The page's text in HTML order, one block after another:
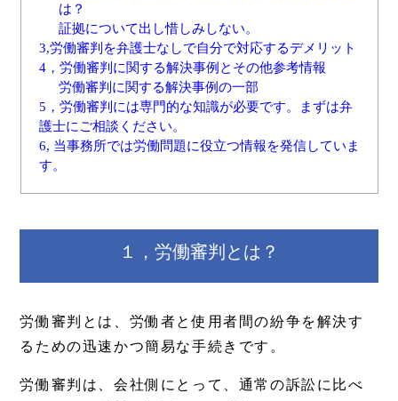
は？
証拠について出し惜しみしない。
3,労働審判を弁護士なしで自分で対応するデメリット
4，労働審判に関する解決事例とその他参考情報
労働審判に関する解決事例の一部
5，労働審判には専門的な知識が必要です。まずは弁
護士にご相談ください。
6, 当事務所では労働問題に役立つ情報を発信していま
す。
１，労働審判とは？
労働審判とは、労働者と使用者間の紛争を解決す
るための迅速かつ簡易な手続きです。
労働審判は、会社側にとって、通常の訴訟に比べ